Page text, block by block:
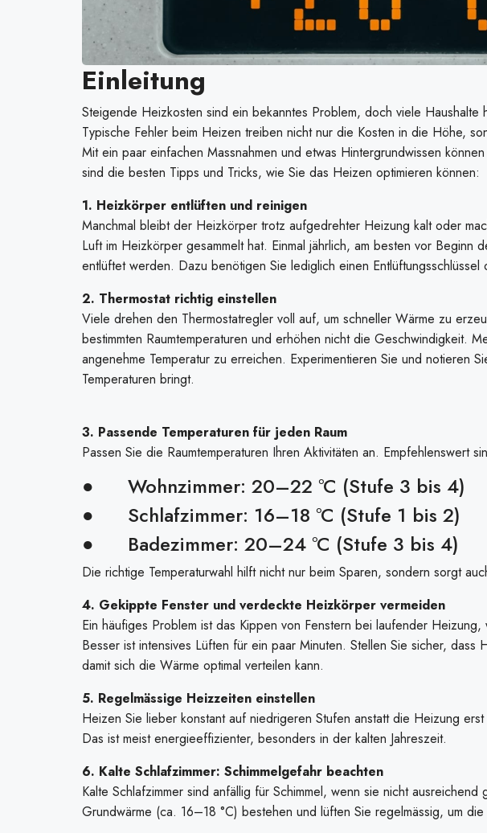
Einleitung
Steigende Heizkosten sind ein bekanntes Problem, doch viele
Typische Fehler beim Heizen treiben nicht nur die Kosten in die Höhe,
Mit ein paar einfachen Massnahmen und etwas Hintergrundwissen
sind die besten Tipps und Tricks, wie Sie das Heizen optimieren können:
1. Heizkörper entlüften und reinigen
Manchmal bleibt der Heizkörper trotz aufgedrehter Heizung kalt oder
Luft im Heizkörper gesammelt hat. Einmal jährlich, am besten vor
entlüftet werden. Dazu benötigen Sie lediglich einen Entlüftungsschlüssel
2. Thermostat richtig einstellen
Viele drehen den Thermostatregler voll auf, um schneller Wärme zu
bestimmten Raumtemperaturen und erhöhen nicht die Geschwindigkeit.
angenehme Temperatur zu erreichen. Experimentieren Sie und notieren
Temperaturen bringt.
3. Passende Temperaturen für jeden Raum
Passen Sie die Raumtemperaturen Ihren Aktivitäten an. Empfehlenswert
● Wohnzimmer: 20–22 °C (Stufe 3 bis 4)
● Schlafzimmer: 16–18 °C (Stufe 1 bis 2)
● Badezimmer: 20–24 °C (Stufe 3 bis 4)
Die richtige Temperaturwahl hilft nicht nur beim Sparen, sondern sorgt
4. Gekippte Fenster und verdeckte Heizkörper vermeiden
Ein häufiges Problem ist das Kippen von Fenstern bei laufender
Besser ist intensives Lüften für ein paar Minuten. Stellen Sie sicher,
damit sich die Wärme optimal verteilen kann.
5. Regelmässige Heizzeiten einstellen
Heizen Sie lieber konstant auf niedrigeren Stufen anstatt die Heizung
Das ist meist energieeffizienter, besonders in der kalten Jahreszeit.
6. Kalte Schlafzimmer: Schimmelgefahr beachten
Kalte Schlafzimmer sind anfällig für Schimmel, wenn sie nicht
Grundwärme (ca. 16–18 °C) bestehen und lüften Sie regelmässig, um